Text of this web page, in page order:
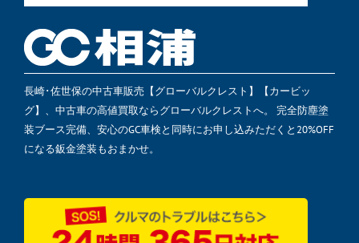
長崎･佐世保の中古車販売【グローバルクレスト】【カービッ
グ】、中古車の高値買取ならグローバルクレストへ。 完全防塵塗
装ブース完備、安心のGC車検と同時にお申し込みただくと20%OFF
になる鈑金塗装もおまかせ。